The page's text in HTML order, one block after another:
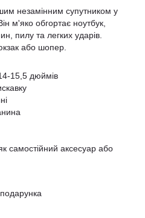
незамінним супутником у
м'яко обгортає ноутбук,
пилу та легких ударів.
або шопер.
15,5 дюймів
самостійний аксесуар або